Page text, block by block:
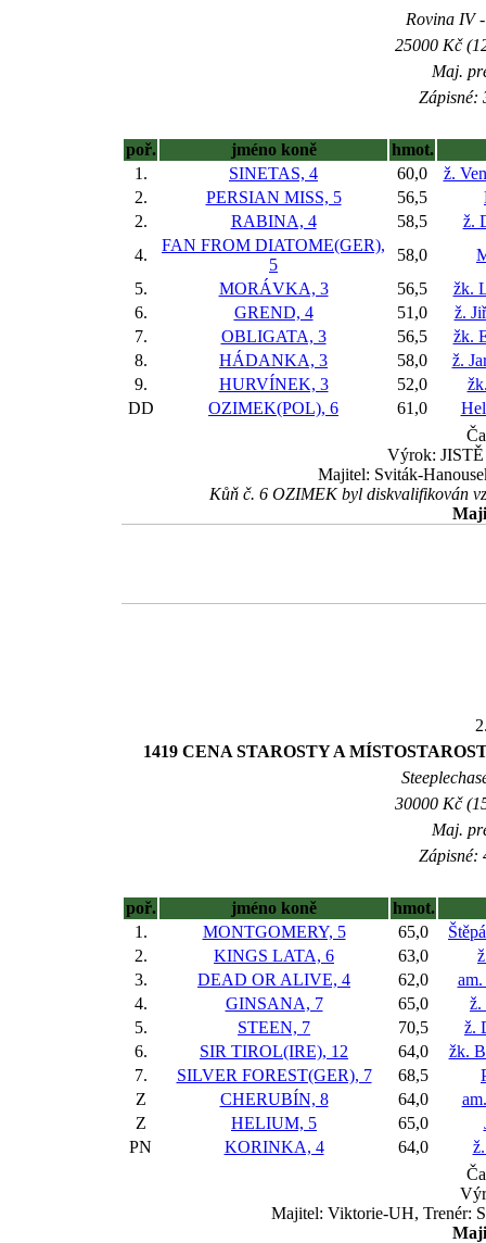
Rovina IV
25000 Kč
Maj.
Zápisné:
poř. jméno koně
hmot.
1.
SINETAS, 4 60,0
ž.
2.
PERSIAN MISS, 5 56,5
2.
RABINA, 4 58,5
ž.
4.
FAN FROM DIATOME(GER),
5
58,0
5.
MORÁVKA, 3 56,5
žk.
6.
GREND, 4 51,0
ž.
7.
OBLIGATA, 3 56,5
žk.
8.
HÁDANKA, 3 58,0
ž.
9.
HURVÍNEK, 3 52,0
DD
OZIMEK(POL), 6 61,0
Výrok: JISTĚ
Majitel: Sviták-
Kůň č. 6 OZIMEK byl diskvalifikován
1419 CENA STAROSTY A
30000 Kč
Maj.
Zápisné:
poř. jméno koně
hmot.
1.
MONTGOMERY, 5 65,0
2.
KINGS LATA, 6 63,0
3.
DEAD OR ALIVE, 4 62,0
4.
GINSANA, 7 65,0
ž.
5.
STEEN, 7 70,5
ž.
6.
SIR TIROL(IRE), 12 64,0
žk.
7.
SILVER FOREST(GER), 7 68,5
Z
CHERUBÍN, 8 64,0
Z
HELIUM, 5 65,0
PN
KORINKA, 4 64,0
Majitel: Viktorie-UH, Trenér: